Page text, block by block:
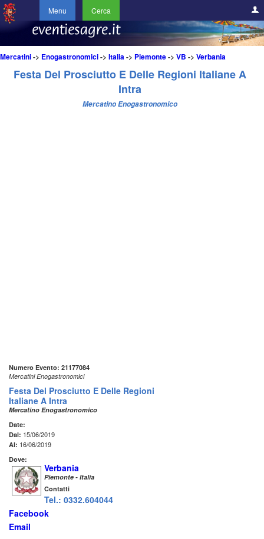
Menu Cerca
Mercatini-> Enogastronomici-> Italia-> Piemonte-> VB -> Verbania
Festa Del Prosciutto E Delle Regioni Italiane A
Intra
Mercatino Enogastronomico
Numero Evento: 21177084
Mercatini Enogastronomici
Festa Del Prosciutto E Delle Regioni
Italiane A Intra
Mercatino Enogastronomico
Date:
Dal: 15/06/2019
Al: 16/06/2019
Dove:
Verbania
Piemonte - Italia
Contatti
Tel.: 0332.604044
Facebook
Email